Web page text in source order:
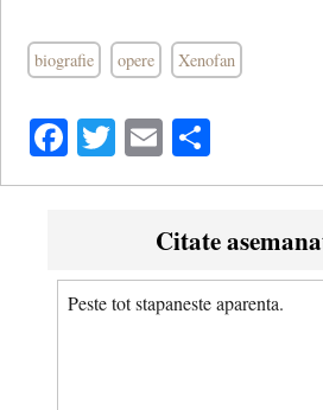
biografie opere Xenofan
Facebook
Twitter
Email
Citate
Peste tot stapaneste aparenta.